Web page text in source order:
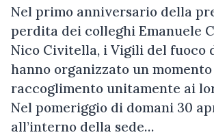
Nel primo anniversario della
perdita dei colleghi Emanuele
Nico Civitella, i Vigili del fuoco
hanno organizzato un
raccoglimento unitamente ai
Nel pomeriggio di domani 30
all’interno della sede…